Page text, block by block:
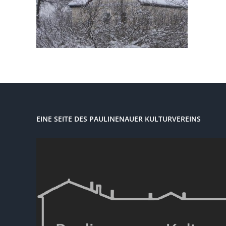
EINE SEITE DES PAULINENAUER KULTURVEREINS